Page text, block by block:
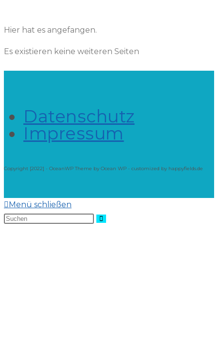
Hier hat es angefangen.
Es existieren keine weiteren Seiten
Datenschutz
Impressum
Copyright [2022] - OceanWP Theme by Ocean WP - customized by happyfields.de
Menü schließen